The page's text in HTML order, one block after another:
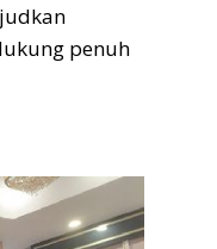
penuh